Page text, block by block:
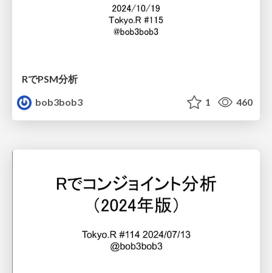
RでPSM分析
bob3bob3
1 460